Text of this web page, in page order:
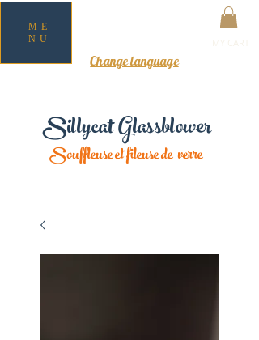
Sillycat Glassblower
Souffleuse et fileuse de verre
ME
NU
Change language